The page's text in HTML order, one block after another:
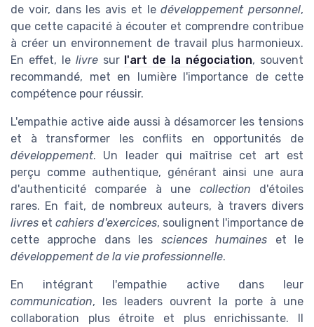
de voir, dans les avis et ledéveloppement personnel,
que cette capacité à écouter et comprendre contribue
à créer un environnement de travail plus harmonieux.
En effet, le livresur l'art de la négociation, souvent
recommandé, met en lumière l'importance de cette
compétence pour réussir.
L'empathie active aide aussi à désamorcer les tensions
et à transformer les conflits en opportunités de
développement. Un leader qui maîtrise cet art est
perçu comme authentique, générant ainsi une aura
d'authenticité comparée à une collection d'étoiles
rares. En fait, de nombreux auteurs, à travers divers
livres etcahiers d'exercices, soulignent l'importance de
cette approche dans les sciences humaines et le
développement de la vie professionnelle.
En intégrant l'empathie active dans leur
communication, les leaders ouvrent la porte à une
collaboration plus étroite et plus enrichissante. Il